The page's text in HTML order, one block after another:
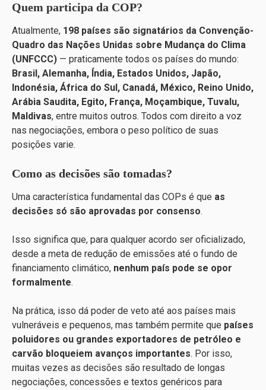
Quem participa da COP?
Atualmente, 198 países são signatários da Convenção-
Quadro das Nações Unidas sobre Mudança do Clima
(UNFCCC) — praticamente todos os países do mundo:
Brasil, Alemanha, Índia, Estados Unidos, Japão,
Indonésia, África do Sul, Canadá, México, Reino Unido,
Arábia Saudita, Egito, França, Moçambique, Tuvalu,
Maldivas, entre muitos outros. Todos com direito a voz
nas negociações, embora o peso político de suas
posições varie.
Como as decisões são tomadas?
Uma característica fundamental das COPs é que as
decisões só são aprovadas por consenso.
Isso significa que, para qualquer acordo ser oficializado,
desde a meta de redução de emissões até o fundo de
financiamento climático, nenhum país pode se opor
formalmente.
Na prática, isso dá poder de veto até aos países mais
vulneráveis e pequenos, mas também permite que países
poluidores ou grandes exportadores de petróleo e
carvão bloqueiem avanços importantes. Por isso,
muitas vezes as decisões são resultado de longas
negociações, concessões e textos genéricos para